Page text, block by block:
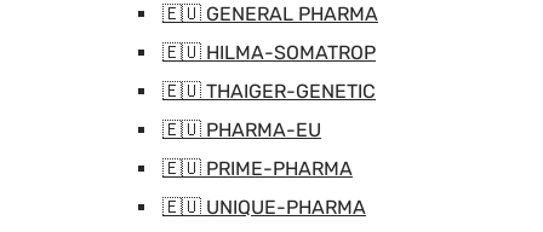
🇪🇺 GENERAL PHARMA
🇪🇺 HILMA-SOMATROP
🇪🇺 THAIGER-GENETIC
🇪🇺 PHARMA-EU
🇪🇺 PRIME-PHARMA
🇪🇺 UNIQUE-PHARMA